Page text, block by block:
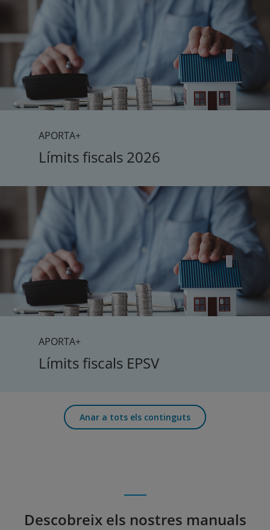
APORTA+
Límits fiscals 2026
APORTA+
Límits fiscals EPSV
Anar a tots els continguts
Descobreix els nostres manuals